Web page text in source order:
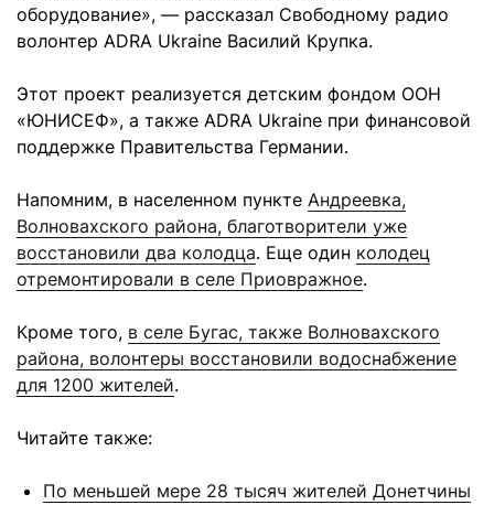
оборудование», — рассказал Свободному радио
волонтер ADRA Ukraine Василий Крупка.
Этот проект реализуется детским фондом ООН
«ЮНИСЕФ», а также ADRA Ukraine при финансовой
поддержке Правительства Германии.
Напомним, в населенном пункте Андреевка,
Волновахского района, благотворители уже
восстановили два колодца. Еще один колодец
отремонтировали в селе Приовражное.
Кроме того, в селе Бугас, также Волновахского
района, волонтеры восстановили водоснабжение
для 1200 жителей.
Читайте также:
По меньшей мере 28 тысяч жителей Донетчины